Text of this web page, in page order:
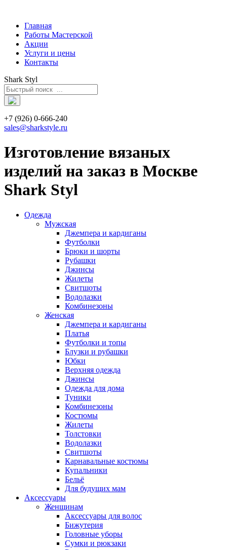
Главная
Работы Мастерской
Акции
Услуги и цены
Контакты
Shark Styl
+7 (926) 0-666-240
sales@sharkstyle.ru
Изготовление вязаных
изделий на заказ в Москве
Shark Styl
Одежда
Мужская
Джемпера и кардиганы
Футболки
Брюки и шорты
Рубашки
Джинсы
Жилеты
Свитшоты
Водолазки
Комбинезоны
Женская
Джемпера и кардиганы
Платья
Футболки и топы
Блузки и рубашки
Юбки
Верхняя одежда
Джинсы
Одежда для дома
Туники
Комбинезоны
Костюмы
Жилеты
Толстовки
Водолазки
Свитшоты
Карнавальные костюмы
Купальники
Бельё
Для будущих мам
Аксессуары
Женщинам
Аксессуары для волос
Бижутерия
Головные уборы
Сумки и рюкзаки